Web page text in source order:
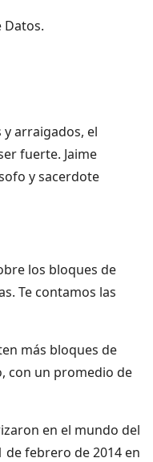
Datos.
arraigados, el
fuerte. Jaime
y sacerdote
los bloques de
Te contamos las
más bloques de
con un promedio de
en el mundo del
de febrero de 2014 en